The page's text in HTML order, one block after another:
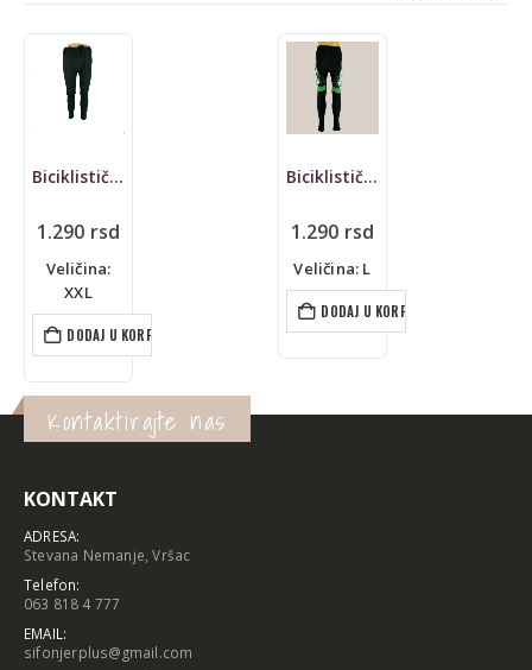
Biciklističke Ergeenomixx, NOVE
1.290 rsd
Veličina:
XXL
DODAJ U KORPU
Biciklističke helanke Cheji
1.290 rsd
Veličina: L
DODAJ U KORPU
Kontaktirajte nas
KONTAKT
ADRESA:
Stevana Nemanje, Vršac
Telefon:
063 818 4 777
EMAIL:
sifonjerplus@gmail.com